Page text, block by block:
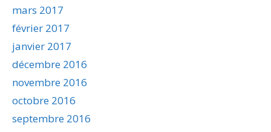
mars 2017
février 2017
janvier 2017
décembre 2016
novembre 2016
octobre 2016
septembre 2016